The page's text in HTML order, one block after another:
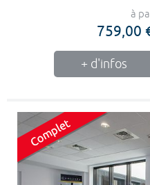
à
759,00
+ d'infos